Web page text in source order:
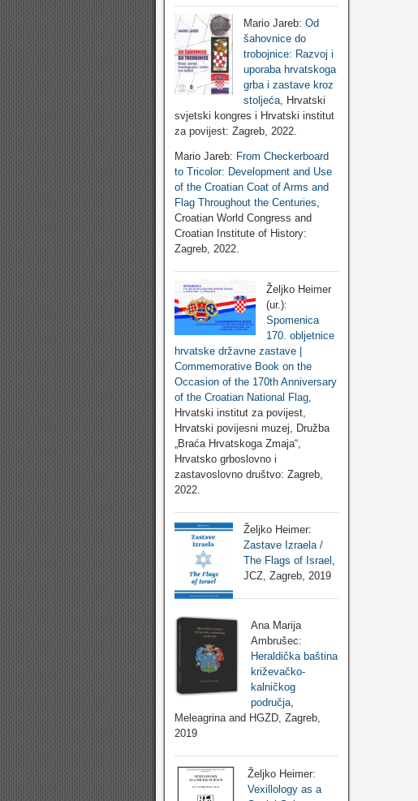
Mario Jareb: Od
šahovnice do
trobojnice: Razvoj i
uporaba hrvatskoga
grba i zastave kroz
stoljeća, Hrvatski
svjetski kongres i Hrvatski institut
za povijest: Zagreb, 2022.
Mario Jareb: From Checkerboard
to Tricolor: Development and Use
of the Croatian Coat of Arms and
Flag Throughout the Centuries,
Croatian World Congress and
Croatian Institute of History:
Zagreb, 2022.
Željko Heimer
(ur.):
Spomenica
170. obljetnice
hrvatske državne zastave |
Commemorative Book on the
Occasion of the 170th Anniversary
of the Croatian National Flag
Hrvatski institut za povijest,
Hrvatski povijesni muzej, Družba
„Braća Hrvatskoga Zmaja“,
Hrvatsko grboslovno i
zastavoslovno društvo: Zagreb,
2022.
Željko Heimer:
Zastave Izraela /
The Flags of Israel ,
JCZ, Zagreb, 2019
Ana Marija
Ambrušec:
Heraldička baština
križevačko-
kalničkog
područja,
Meleagrina and HGZD, Zagreb,
2019
Željko Heimer:
Vexillology as a